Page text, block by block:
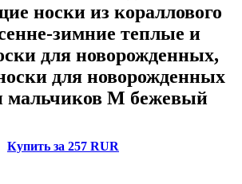
носки из кораллового
зимние теплые и
для новорожденных,
для новорожденных
мальчиков M бежевый
Купить за 257 RUR